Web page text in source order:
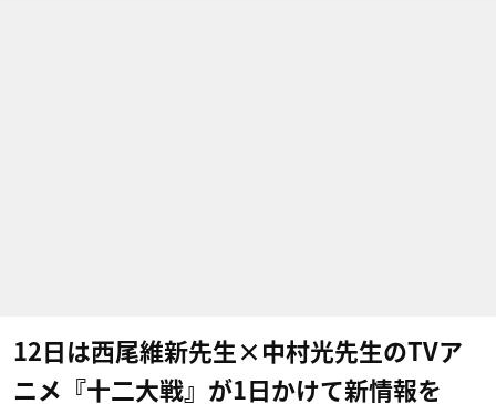
12日は西尾維新先生×中村光先生のTVア
ニメ『十二大戦』が1日かけて新情報を